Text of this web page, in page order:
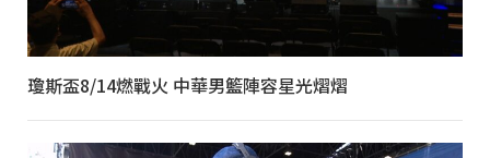
瓊斯盃8/14燃戰火 中華男籃陣容星光熠熠